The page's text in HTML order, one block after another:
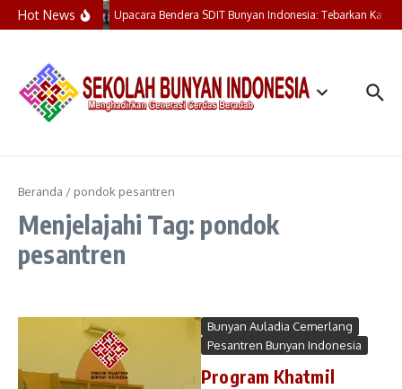
Lewati ke konten
Hot News Upacara Bendera SDIT Bunyan Indonesia: Tebarkan
Beranda / pondok pesantren
Menjelajahi Tag: pondok
pesantren
Bunyan Auladia Cemerlang
Pesantren Bunyan Indonesia
Program Khatmil